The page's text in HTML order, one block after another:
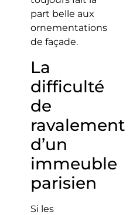
part belle aux
ornementations
de façade.
La
difficulté
de
ravalement
d’un
immeuble
parisien
Si les